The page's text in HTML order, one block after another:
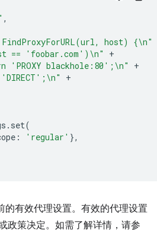
,
host) {\n"
== 'foobar.com')\n"
+
blackhole:80';\n"
+
+
. set(
: 'regular' },
的有效代理设置。有效的代理设置
政策决定。如需了解详情，请参